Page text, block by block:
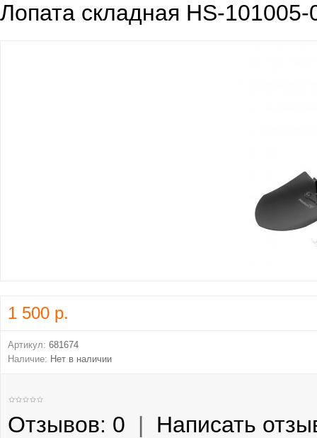
Лопата складная HS-101005-
1 500 р.
Артикул: 681674
Наличие: Нет в наличии
Отзывов: 0 | Написать